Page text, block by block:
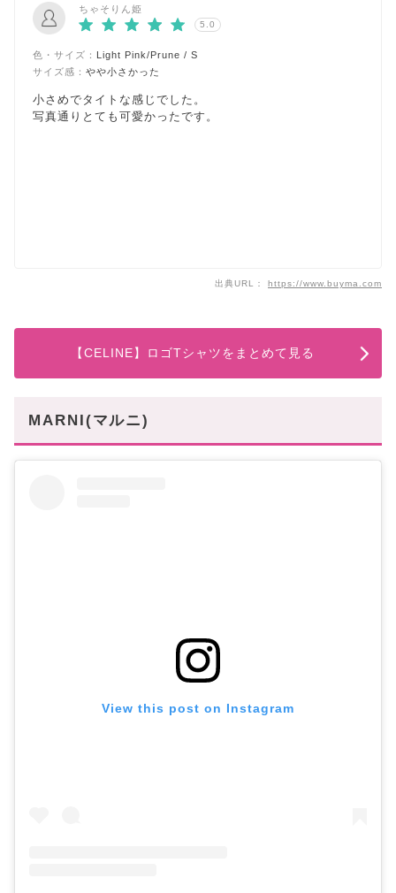
ちゃそりん姫
5.0
色・サイズ： Light Pink/Prune / S
サイズ感： やや小さかった
小さめでタイトな感じでした。
写真通りとても可愛かったです。
出典URL： https://www.buyma.com
【CELINE】ロゴTシャツをまとめて見る
MARNI(マルニ)
View this post on Instagram